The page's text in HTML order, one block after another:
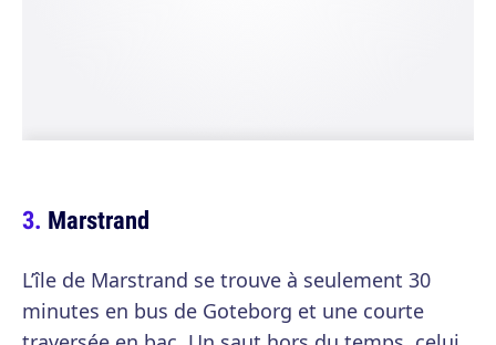
Marstrand
L’île de Marstrand se trouve à seulement 30
minutes en bus de Goteborg et une courte